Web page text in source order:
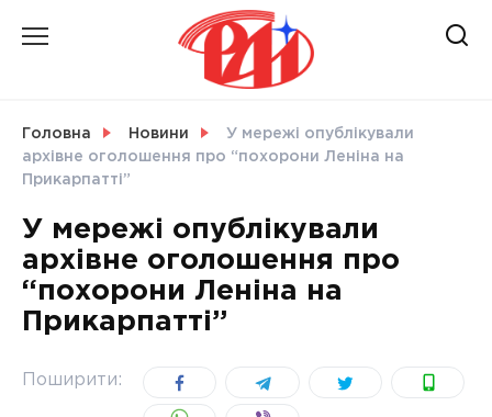
СВІТ
УКРАЇНА
Головна Новини
У мережі опублікували
архівне оголошення про “похорони Леніна на
Прикарпатті”
У мережі опублікували
архівне оголошення про
“похорони Леніна на
Прикарпатті”
Поширити: